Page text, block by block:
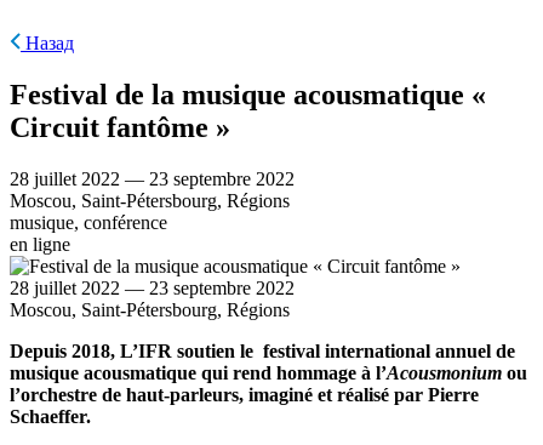
Назад
Festival de la musique acousmatique «
Circuit fantôme »
28 juillet 2022 — 23 septembre 2022
Moscou, Saint-Pétersbourg, Régions
musique, conférence
en ligne
28 juillet 2022 — 23 septembre 2022
Moscou, Saint-Pétersbourg, Régions
Depuis 2018, L’IFR soutien le festival international annuel de
musique acousmatique qui rend hommage à l’Acousmonium ou
l’orchestre de haut-parleurs, imaginé et réalisé par Pierre
Schaeffer.